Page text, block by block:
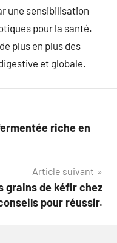
une sensibilisation
pour la santé.
plus en plus des
et globale.
riche en
Article suivant
grains de kéfir chez
pour réussir.